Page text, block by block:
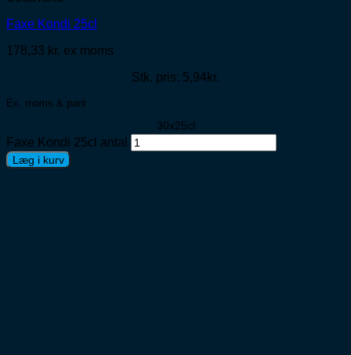
Faxe Kondi 25cl
178,33 kr. ex moms
Stk. pris: 5,94kr.
Ex. moms & pant
30x25cl
Faxe Kondi 25cl antal
Læg i kurv